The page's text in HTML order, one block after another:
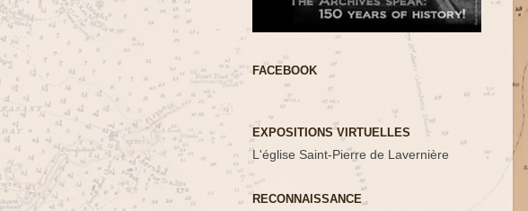
FACEBOOK
EXPOSITIONS VIRTUELLES
L'église Saint-Pierre de Lavernière
RECONNAISSANCE